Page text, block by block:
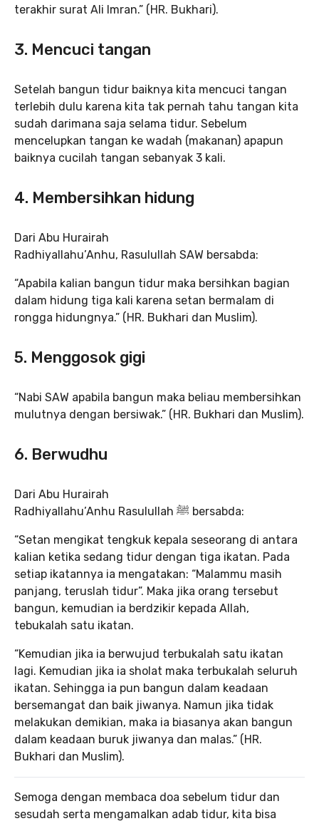
terakhir surat Ali Imran.” (HR. Bukhari).
3. Mencuci tangan
Setelah bangun tidur baiknya kita mencuci tangan
terlebih dulu karena kita tak pernah tahu tangan kita
sudah darimana saja selama tidur. Sebelum
mencelupkan tangan ke wadah (makanan) apapun
baiknya cucilah tangan sebanyak 3 kali.
4. Membersihkan hidung
Dari Abu Hurairah
Radhiyallahu’Anhu, Rasulullah SAW bersabda:
“Apabila kalian bangun tidur maka bersihkan bagian
dalam hidung tiga kali karena setan bermalam di
rongga hidungnya.” (HR. Bukhari dan Muslim).
5. Menggosok gigi
“Nabi SAW apabila bangun maka beliau membersihkan
mulutnya dengan bersiwak.” (HR. Bukhari dan Muslim).
6. Berwudhu
Dari Abu Hurairah
Radhiyallahu’Anhu Rasulullah ﷺ bersabda:
“Setan mengikat tengkuk kepala seseorang di antara
kalian ketika sedang tidur dengan tiga ikatan. Pada
setiap ikatannya ia mengatakan: “Malammu masih
panjang, teruslah tidur”. Maka jika orang tersebut
bangun, kemudian ia berdzikir kepada Allah,
tebukalah satu ikatan.
“Kemudian jika ia berwujud terbukalah satu ikatan
lagi. Kemudian jika ia sholat maka terbukalah seluruh
ikatan. Sehingga ia pun bangun dalam keadaan
bersemangat dan baik jiwanya. Namun jika tidak
melakukan demikian, maka ia biasanya akan bangun
dalam keadaan buruk jiwanya dan malas.” (HR.
Bukhari dan Muslim).
Semoga dengan membaca doa sebelum tidur dan
sesudah serta mengamalkan adab tidur, kita bisa